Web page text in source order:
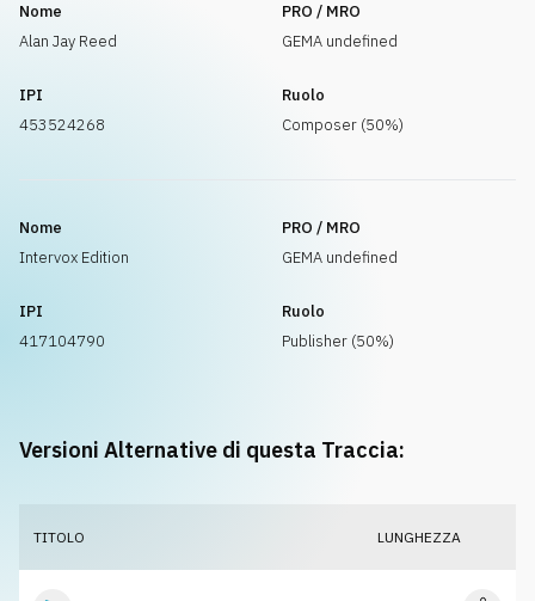
Nome
Alan Jay Reed
PRO / MRO
GEMA undefined
IPI
453524268
Ruolo
Composer (50%)
Nome
Intervox Edition
PRO / MRO
GEMA undefined
IPI
417104790
Ruolo
Publisher (50%)
Versioni Alternative di questa Traccia:
TITOLO LUNGHEZZA